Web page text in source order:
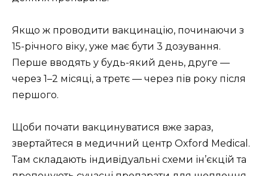
Якщо ж проводити вакцинацію, починаючи з
15-річного віку, уже має бути 3 дозування.
Перше вводять у будь-який день, друге —
через 1–2 місяці, а третє — через пів року після
першого.
Щоби почати вакцинуватися вже зараз,
звертайтеся в медичний центр Oxford Medical.
Там складають індивідуальні схеми ін’єкцій та